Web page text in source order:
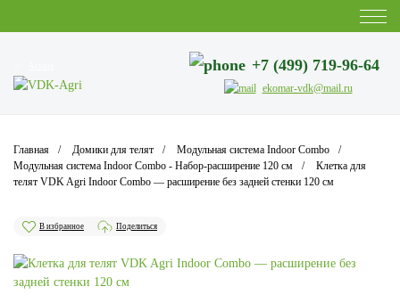
+7 (499) 719-96-64
ekomar-vdk@mail.ru
Главная Домики для телят
Модульная система Indoor Combo
Модульная система Indoor Combo - Набор-расширение 120 см
Клетка для
телят VDK Agri Indoor Combo — расширение без задней стенки 120 см
В избранное Поделиться